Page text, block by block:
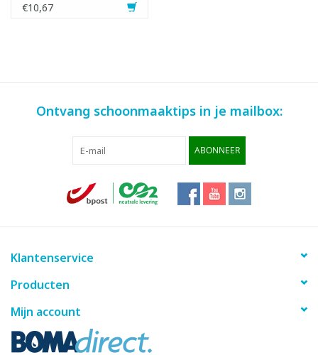
€10,67
Ontvang schoonmaaktips in je mailbox:
ABONNEER
Klantenservice
Producten
Mijn account